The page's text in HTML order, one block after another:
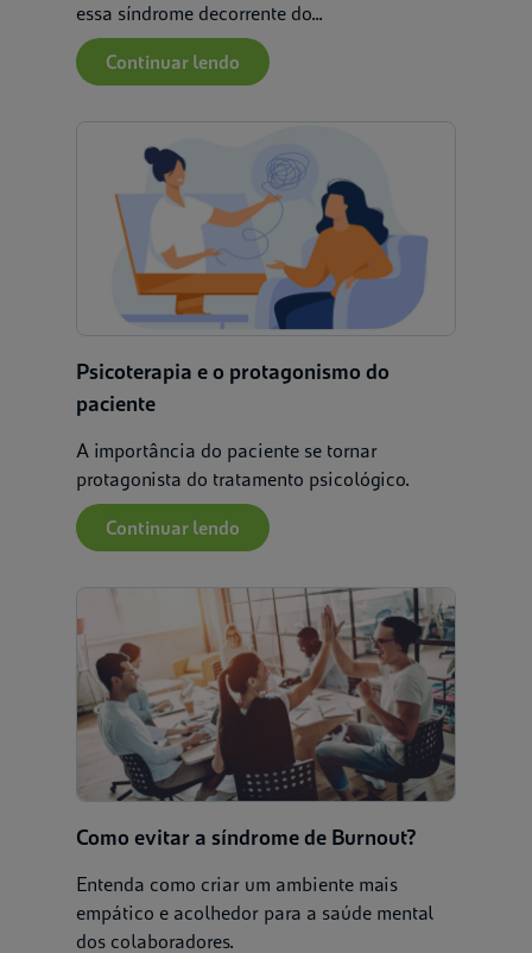
essa síndrome decorrente do...
Continuar lendo
Psicoterapia e o protagonismo do
paciente
A importância do paciente se tornar
protagonista do tratamento psicológico.
Continuar lendo
Como evitar a síndrome de Burnout?
Entenda como criar um ambiente mais
empático e acolhedor para a saúde mental
dos colaboradores.